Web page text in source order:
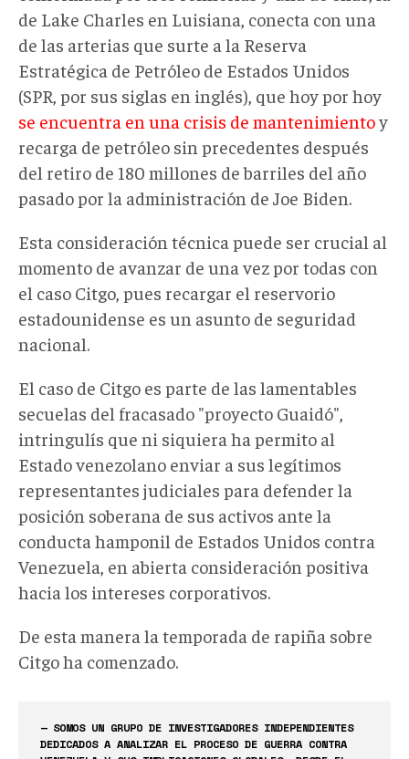
de Lake Charles en Luisiana, conecta con una
de las arterias que surte a la Reserva
Estratégica de Petróleo de Estados Unidos
(SPR, por sus siglas en inglés), que hoy por hoy
se encuentra en una crisis de mantenimientoy
recarga de petróleo sin precedentes después
del retiro de 180 millones de barriles del año
pasado por la administración de Joe Biden.
Esta consideración técnica puede ser crucial al
momento de avanzar de una vez por todas con
el caso Citgo, pues recargar el reservorio
estadounidense es un asunto de seguridad
nacional.
El caso de Citgo es parte de las lamentables
secuelas del fracasado "proyecto Guaidó",
intringulís que ni siquiera ha permito al
Estado venezolano enviar a sus legítimos
representantes judiciales para defender la
posición soberana de sus activos ante la
conducta hamponil de Estados Unidos contra
Venezuela, en abierta consideración positiva
hacia los intereses corporativos.
De esta manera la temporada de rapiña sobre
Citgo ha comenzado.
— SOMOS UN GRUPO DE INVESTIGADORES INDEPENDIENTES
DEDICADOS A ANALIZAR EL PROCESO DE GUERRA CONTRA